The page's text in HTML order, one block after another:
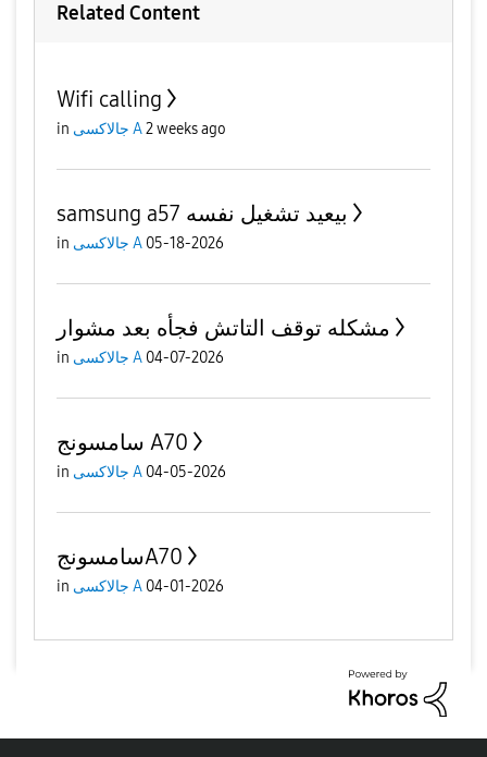
Related Content
Wifi calling
in جالاكسى A2 weeks ago
samsung a57 بيعيد تشغيل نفسه
in جالاكسى A 05-18-2026
مشكله توقف التاتش فجأه بعد مشوار
in جالاكسى A 04-07-2026
سامسونج A70
in جالاكسى A 04-05-2026
سامسونجA70
in جالاكسى A 04-01-2026